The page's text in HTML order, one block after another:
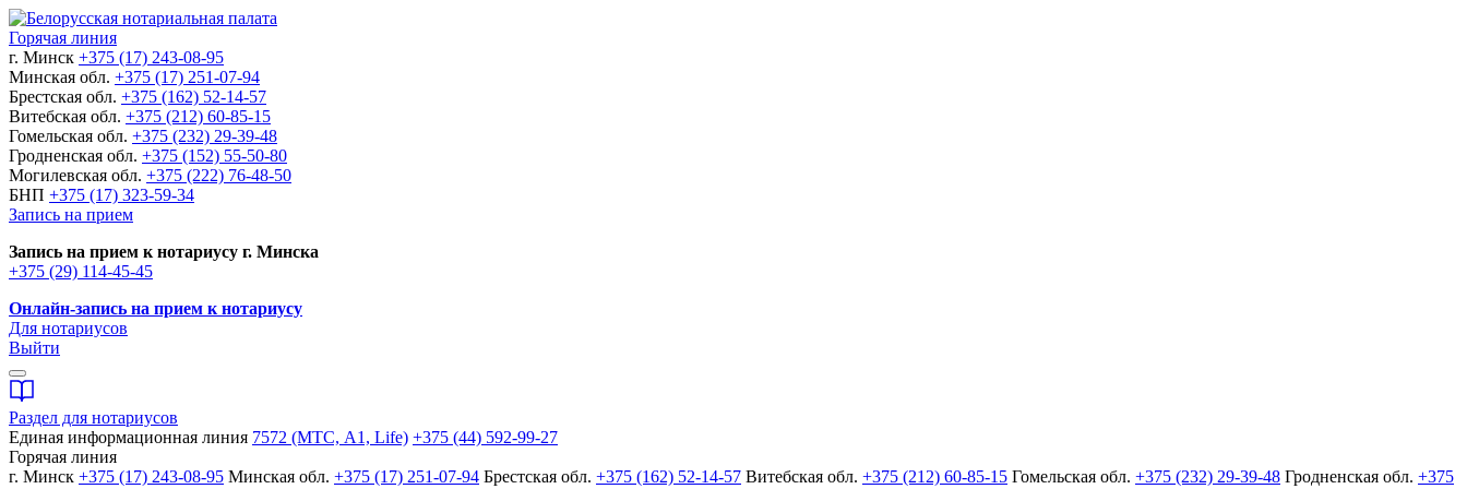
Горячая линия
г. Минск +375 (17) 243-08-95
Минская обл. +375 (17) 251-07-94
Брестская обл. +375 (162) 52-14-57
Витебская обл. +375 (212) 60-85-15
Гомельская обл. +375 (232) 29-39-48
Гродненская обл. +375 (152) 55-50-80
Могилевская обл. +375 (222) 76-48-50
БНП +375 (17) 323-59-34
Запись на прием
Запись на прием к нотариусу г. Минска
+375 (29) 114-45-45
Онлайн-запись на прием к нотариусу
Для нотариусов
Выйти
Раздел для нотариусов
Единая информационная линия 7572 (МТС, A1, Life) +375 (44) 592-99-27
Горячая линия
г. Минск +375 (17) 243-08-95 Минская обл. +375 (17) 251-07-94 Брестская обл. +375 (162) 52-14-57 Витебская обл. +375 (212) 60-85-15 Гомельская обл. +375 (232) 29-39-48 Гродненская обл. +375